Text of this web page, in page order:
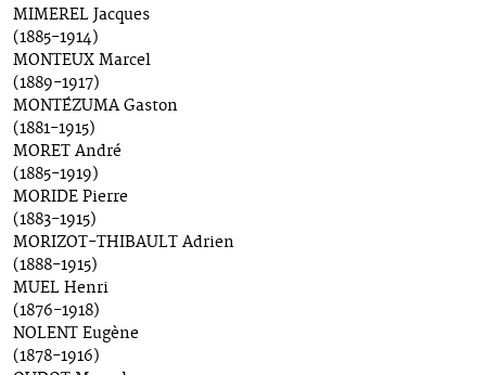
MIMEREL Jacques
(1885-1914)
MONTEUX Marcel
(1889-1917)
MONTÉZUMA Gaston
(1881-1915)
MORET André
(1885-1919)
MORIDE Pierre
(1883-1915)
MORIZOT-THIBAULT Adrien
(1888-1915)
MUEL Henri
(1876-1918)
NOLENT Eugène
(1878-1916)